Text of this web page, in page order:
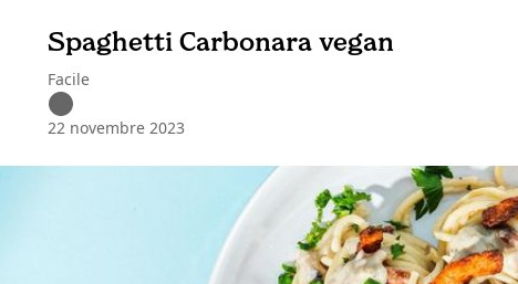
Spaghetti Carbonara vegan
Facile
22 novembre 2023